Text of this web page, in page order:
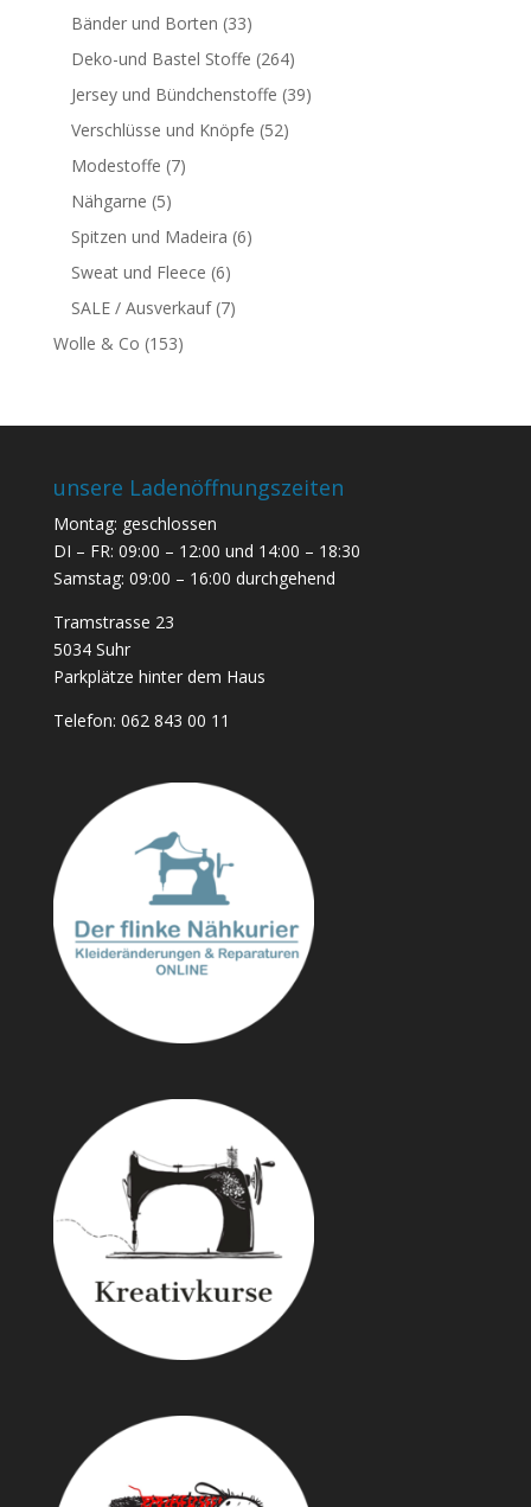
Bänder und Borten (33)
Deko-und Bastel Stoffe (264)
Jersey und Bündchenstoffe (39)
Verschlüsse und Knöpfe (52)
Modestoffe (7)
Nähgarne (5)
Spitzen und Madeira (6)
Sweat und Fleece (6)
SALE / Ausverkauf (7)
Wolle & Co (153)
unsere Ladenöffnungszeiten
Montag: geschlossen
DI – FR: 09:00 – 12:00 und 14:00 – 18:30
Samstag: 09:00 – 16:00 durchgehend
Tramstrasse 23
5034 Suhr
Parkplätze hinter dem Haus
Telefon: 062 843 00 11